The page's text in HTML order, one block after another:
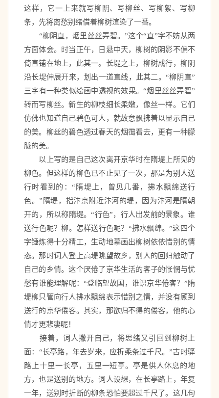
这样，它一上来就写柳阴、写柳丝、写柳絮、写柳
条，先将离愁别绪借着柳树渲染了一番。
“柳阴直，烟里丝丝弄碧。”这个“直”字不妨从两
方面体会。时当正午，日悬中天，柳树的阴影不偏不
倚直铺在地上，此其一。长堤之上，柳树成行，柳阴
沿长堤伸展开来，划出一道直线，此其二。“柳阴直”
三字有一种类似绘画中透视的效果。“烟里丝丝弄碧”
转而写柳丝。新生的柳枝细长柔嫩，像丝一样。它们
仿佛也知道自己碧色可人，就故意飘拂着以显示自己
的美。柳丝的碧色透过春天的烟霭看去，更有一种朦
胧的美。
以上写的是自己这次离开京华时在隋堤上所见的
柳色。但这样的柳色已不止见了一次，那是为别人送
行时看到的：“隋堤上，曾见几番，拂水飘绵送行
色。”隋堤，指汴京附近汴河的堤，因为汴河是隋朝
开的，所以称隋堤。“行色”，行人出发前的景象。谁
送行色呢？柳。怎样送行色呢？“拂水飘绵。”这四个
字锤炼得十分精工，生动地摹画出柳树依依惜别的情
态。那时词人登上高堤眺望故乡，别人的回归触动了
自己的乡情。这个厌倦了京华生活的客子的怅惘与忧
愁有谁能理解呢：“登临望故国，谁识京华倦客？”隋
堤柳只管向行人拂水飘绵表示惜别之情，并没有顾到
送行的京华倦客。其实，那欲归不得的倦客，他的心
情才更悲凄呢！
接着，词人撇开自己，将思绪又引回到柳树上
面：“长亭路，年去岁来，应折柔条过千尺。”古时驿
路上十里一长亭，五里一短亭。亭是供人休息的地
方，也是送别的地方。词人设想，在长亭路上，年复
一年，送别时折断的柳条恐怕要超过千尺了。这几句